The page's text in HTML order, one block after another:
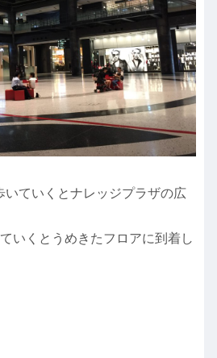
いていくとナレッジプラザの広
いくとうめきたフロアに到着し